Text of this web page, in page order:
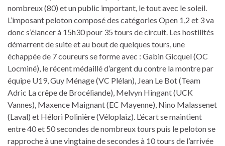
nombreux (80) et un public important, le tout avec le soleil.
L’imposant peloton composé des catégories Open 1,2 et 3 va
donc s’élancer à 15h30 pour 35 tours de circuit. Les hostilités
démarrent de suite et au bout de quelques tours, une
échappée de 7 coureurs se forme avec : Gabin Gicquel (OC
Locminé), le récent médaillé d’argent du contre la montre par
équipe U19, Guy Ménage (VC Plélan), Jean Le Bot (Team
Adric La crêpe de Brocéliande), Melvyn Hingant (UCK
Vannes), Maxence Maignant (EC Mayenne), Nino Malassenet
(Laval) et Hélori Polinière (Véloplaiz). L’écart se maintient
entre 40 et 50 secondes de nombreux tours puis le peloton se
rapproche à une vingtaine de secondes à 10 tours de l’arrivée